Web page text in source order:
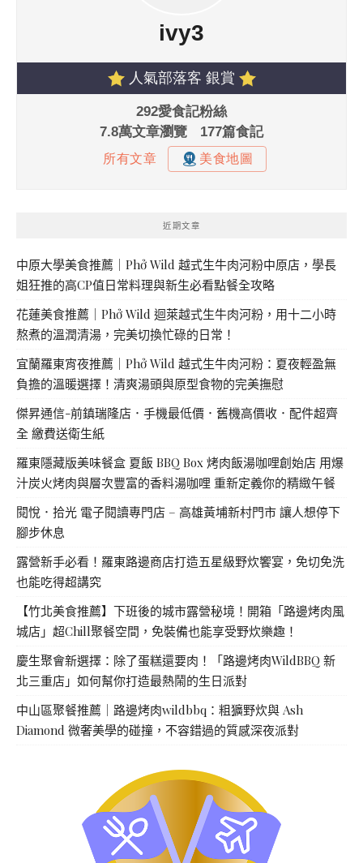
近期文章
中原大學美食推薦｜Phở Wild 越式生牛肉河粉中原店，學長
姐狂推的高CP值日常料理與新生必看點餐全攻略
花蓮美食推薦｜Phở Wild 迴萊越式生牛肉河粉，用十二小時
熬煮的溫潤清湯，完美切換忙碌的日常！
宜蘭羅東宵夜推薦｜Phở Wild 越式生牛肉河粉：夏夜輕盈無
負擔的溫暖選擇！清爽湯頭與原型食物的完美撫慰
傑昇通信-前鎮瑞隆店．手機最低價．舊機高價收．配件超齊
全 繳費送衛生紙
羅東隱藏版美味餐盒 夏飯 BBQ Box 烤肉飯湯咖哩創始店 用爆
汁炭火烤肉與層次豐富的香料湯咖哩 重新定義你的精緻午餐
閱悅．拾光 電子閱讀專門店 – 高雄黃埔新村門市 讓人想停下
腳步休息
露營新手必看！羅東路邊商店打造五星級野炊饗宴，免切免洗
也能吃得超講究
【竹北美食推薦】下班後的城市露營秘境！開箱「路邊烤肉風
城店」超Chill聚餐空間，免裝備也能享受野炊樂趣！
慶生聚會新選擇：除了蛋糕還要肉！「路邊烤肉WildBBQ 新
北三重店」如何幫你打造最熱鬧的生日派對
中山區聚餐推薦｜路邊烤肉wildbbq：粗獷野炊與 Ash
Diamond 微奢美學的碰撞，不容錯過的質感深夜派對